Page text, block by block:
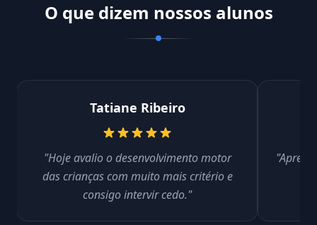
O que dizem nossos alunos
Tatiane Ribeiro
"Hoje avalio o desenvolvimento motor
das crianças com muito mais critério e
consigo intervir cedo."